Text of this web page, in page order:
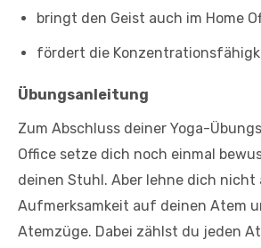
bringt den Geist auch im Home
fördert die
Übungsanleitung
Zum Abschluss deiner Yoga-
Office setze dich noch einmal
deinen Stuhl. Aber lehne dich nicht
Aufmerksamkeit auf deinen Atem
Atemzüge. Dabei zählst du jeden